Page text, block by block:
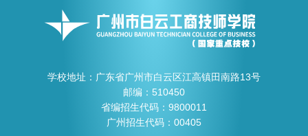
学校地址：广东省广州市白云区江高镇田南路13号
邮编：510450
省编招生代码：9800011
广州招生代码：00405